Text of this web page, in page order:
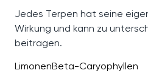
Jedes Terpen hat seine
Wirkung und kann zu
beitragen.
LimonenBeta-Caryophyllen